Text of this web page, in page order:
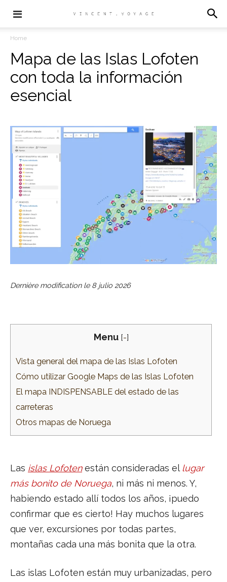
Home
Mapa de las Islas Lofoten
con toda la información
esencial
Dernière modification le 8 julio 2026
Menu [-]
Vista general del mapa de las Islas Lofoten
Cómo utilizar Google Maps de las Islas Lofoten
El mapa INDISPENSABLE del estado de las
carreteras
Otros mapas de Noruega
Las islas Lofotenestán consideradas el lugar
más bonito de Noruega, ni más ni menos. Y,
habiendo estado allí todos los años, ¡puedo
confirmar que es cierto! Hay muchos lugares
que ver, excursiones por todas partes,
montañas cada una más bonita que la otra.
Las islas Lofoten están muy urbanizadas, pero